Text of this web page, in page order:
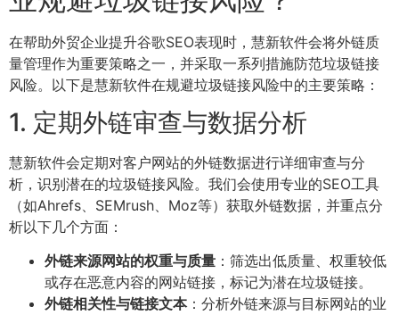
在帮助外贸企业提升谷歌SEO表现时，慧新软件会将外链质
量管理作为重要策略之一，并采取一系列措施防范垃圾链接
风险。以下是慧新软件在规避垃圾链接风险中的主要策略：
1. 定期外链审查与数据分析
慧新软件会定期对客户网站的外链数据进行详细审查与分
析，识别潜在的垃圾链接风险。我们会使用专业的SEO工具
（如Ahrefs、SEMrush、Moz等）获取外链数据，并重点分
析以下几个方面：
外链来源网站的权重与质量 ：筛选出低质量、权重较低
或存在恶意内容的网站链接，标记为潜在垃圾链接。
外链相关性与链接文本：分析外链来源与目标网站的业